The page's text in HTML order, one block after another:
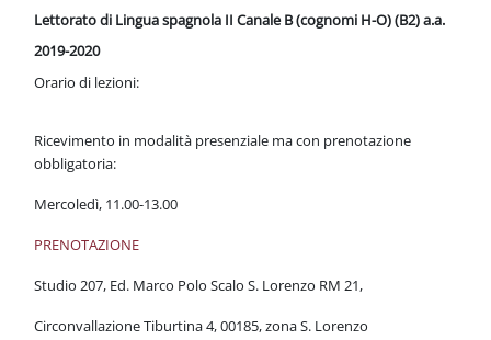
Vai al contenuto principale
Blocchi
Lettorato di Lingua spagnola II Canale B (cognomi H-O) (B2) a.a.
2019-2020
Orario di lezioni:
Ricevimento in modalità presenziale ma con prenotazione
obbligatoria:
Mercoledì, 11.00-13.00
PRENOTAZIONE
Studio 207, Ed. Marco Polo Scalo S. Lorenzo RM 21,
Circonvallazione Tiburtina 4, 00185, zona S. Lorenzo